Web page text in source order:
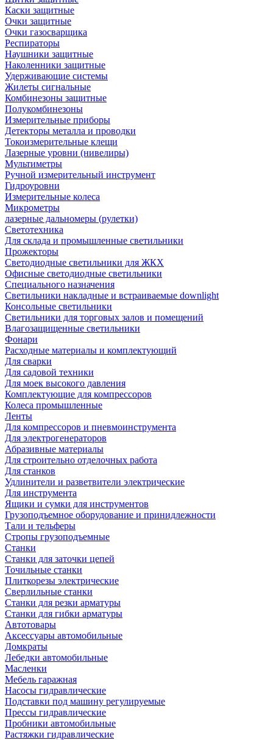
Каски защитные
Очки защитные
Очки газосварщика
Респираторы
Наушники защитные
Наколенники защитные
Удерживающие системы
Жилеты сигнальные
Комбинезоны защитные
Полукомбинезоны
Измерительные приборы
Детекторы металла и проводки
Токоизмерительные клещи
Лазерные уровни (нивелиры)
Мультиметры
Ручной измерительный инструмент
Гидроуровни
Измерительные колеса
Микрометры
лазерные дальномеры (рулетки)
Светотехника
Для склада и промышленные светильники
Прожекторы
Светодиодные светильники для ЖКХ
Офисные светодиодные светильники
Специального назначения
Светильники накладные и встраиваемые downlight
Консольные светильники
Светильники для торговых залов и помещений
Влагозащищенные светильники
Фонари
Расходные материалы и комплектующий
Для сварки
Для садовой техники
Для моек высокого давления
Комплектующие для компрессоров
Колеса промышленные
Ленты
Для компрессоров и пневмоинструмента
Для электрогенераторов
Абразивные материалы
Для строительно отделочных работа
Для станков
Удлинители и разветвители электрические
Для инструмента
Ящики и сумки для инструментов
Грузоподъемное оборудование и принидлежности
Тали и тельферы
Стропы грузоподъемные
Станки
Станки для заточки цепей
Точильные станки
Плиткорезы электрические
Сверлильные станки
Станки для резки арматуры
Станки для гибки арматуры
Автотовары
Аксессуары автомобильные
Домкраты
Лебедки автомобильные
Масленки
Мебель гаражная
Насосы гидравлические
Подставки под машину регулируемые
Прессы гидравлические
Пробники автомобильные
Растяжки гидравлические